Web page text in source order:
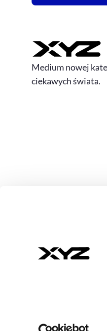
Medium nowej
ciekawych świata.
© 2026 XYZ.
All rights reserved
ISSN 3071-8147